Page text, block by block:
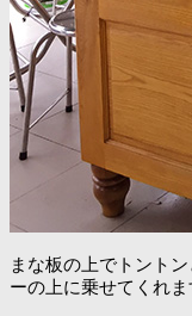
まな板の上でトント
ーの上に乗せてくれま